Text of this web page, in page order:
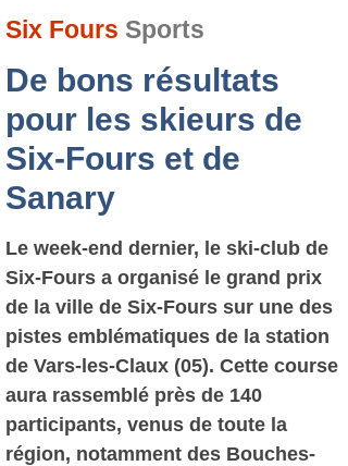
Six Fours Sports
De bons résultats
pour les skieurs de
Six-Fours et de
Sanary
Le week-end dernier, le ski-club de
Six-Fours a organisé le grand prix
de la ville de Six-Fours sur une des
pistes emblématiques de la station
de Vars-les-Claux (05). Cette course
aura rassemblé près de 140
participants, venus de toute la
région, notamment des Bouches-